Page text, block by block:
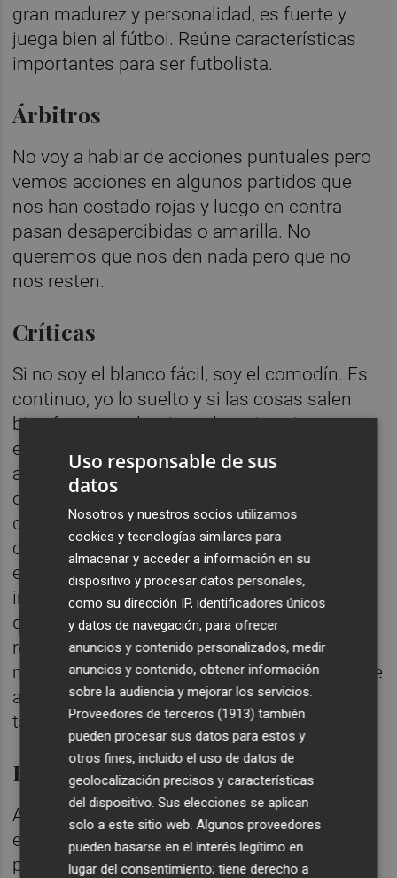
gran madurez y personalidad, es fuerte y
juega bien al fútbol. Reúne características
importantes para ser futbolista.
Árbitros
No voy a hablar de acciones puntuales pero
vemos acciones en algunos partidos que
nos han costado rojas y luego en contra
pasan desapercibidas o amarilla. No
queremos que nos den nada pero que no
nos resten.
Críticas
Si no soy el blanco fácil, soy el comodín. Es
continuo, yo lo suelto y si las cosas salen
bien fenomenal y si no el motivo siempre es
el juego del Valencia y de su técnico. No se
atreven a meterse con el Valencia pero sí
con su técnico. Yo le he trasladado al club
que no es defenderme solamente a mí sino
con el Valencia, si se meten conmigo es con
el Valencia. Hay que defenderse de las
injusticias, me siento perseguido. Confío en
que los insultos se sancionen y no se
repitan, no porque sea yo sino porque
mañana puede ser otro entrenador. Igual que
algo racista no hay que permitirlo, esto
tampoco.
Bryan
A estas alturas nadie necesita pasar un
examen, conozco a todos y sé lo que me
pueden dar. La decisión de Bryan ha sido
Uso responsable de sus
datos
Nosotros y nuestros socios utilizamos
cookies y tecnologías similares para
almacenar y acceder a información en su
dispositivo y procesar datos personales,
como su dirección IP, identificadores únicos
y datos de navegación, para ofrecer
anuncios y contenido personalizados, medir
anuncios y contenido, obtener información
sobre la audiencia y mejorar los servicios.
Proveedores de terceros (1913) también
pueden procesar sus datos para estos y
otros fines, incluido el uso de datos de
geolocalización precisos y características
del dispositivo. Sus elecciones se aplican
solo a este sitio web. Algunos proveedores
pueden basarse en el interés legítimo en
lugar del consentimiento; tiene derecho a